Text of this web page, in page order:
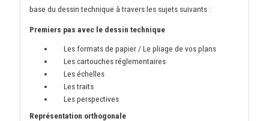
base du dessintechnique à travers les sujets suivants :
Premiers pas avec le dessin technique
Les formats de papier / Le pliage de vos plans
Les cartouches réglementaires
Les échelles
Les traits
Les perspectives
Représentation orthogonale